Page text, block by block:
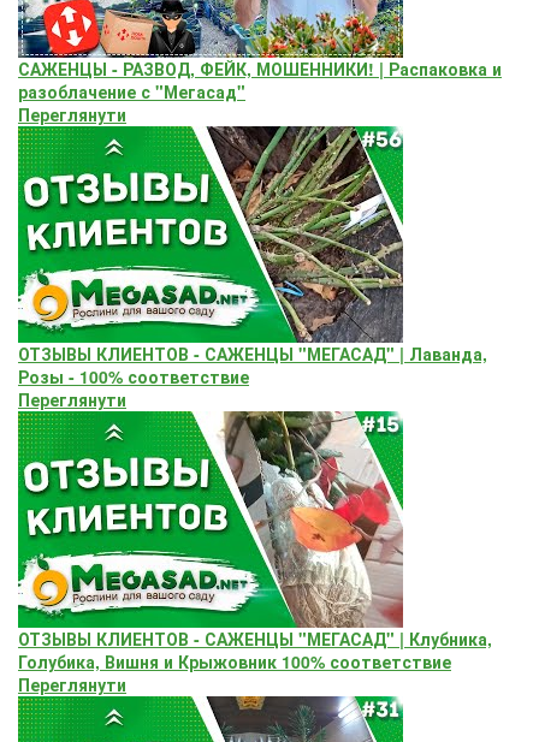
САЖЕНЦЫ - РАЗВОД, ФЕЙК, МОШЕННИКИ! | Распаковка и
разоблачение с "Мегасад"
Переглянути
ОТЗЫВЫ КЛИЕНТОВ - САЖЕНЦЫ "МЕГАСАД" | Лаванда,
Розы - 100% соответствие
Переглянути
ОТЗЫВЫ КЛИЕНТОВ - САЖЕНЦЫ "МЕГАСАД" | Клубника,
Голубика, Вишня и Крыжовник 100% соответствие
Переглянути